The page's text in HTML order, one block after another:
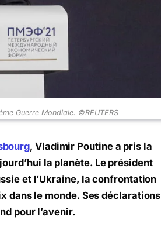
Guerre Mondiale. ©REUTERS
, Vladimir Poutine a pris la
la planète. Le président
et l’Ukraine, la confrontation
dans le monde. Ses déclarations
pour l’avenir.